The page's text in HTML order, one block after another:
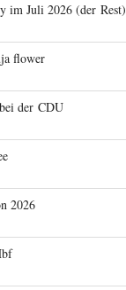
im Juli 2026 (der Rest)
flower
der CDU
2026